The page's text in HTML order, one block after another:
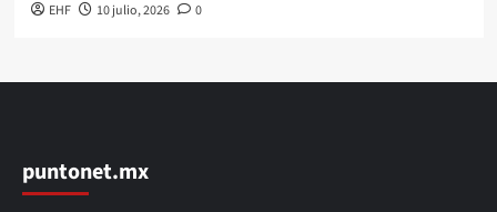
EHF 10 julio, 2026 0
puntonet.mx